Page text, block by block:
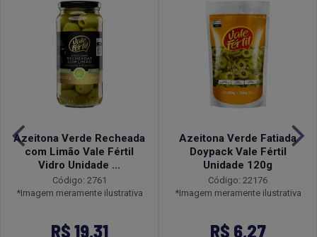
Azeitona Verde Recheada
com Limão Vale Fértil
Vidro Unidade ...
Código: 2761
*Imagem meramente ilustrativa
R$ 19,31
Azeitona Verde Fatiada
Doypack Vale Fértil
Unidade 120g
Código: 22176
*Imagem meramente ilustrativa
R$ 6,27